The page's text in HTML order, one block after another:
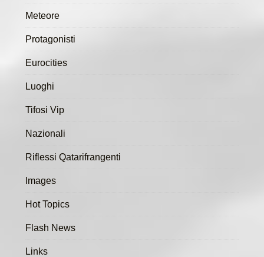
Meteore
Protagonisti
Eurocities
Luoghi
Tifosi Vip
Nazionali
Riflessi Qatarifrangenti
Images
Hot Topics
Flash News
Links